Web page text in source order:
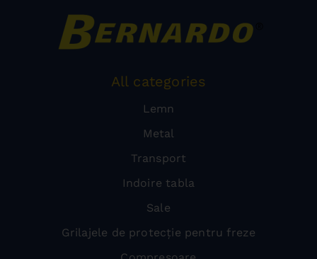
All categories
Lemn
Metal
Transport
Indoire tabla
Sale
Grilajele de protecție pentru freze